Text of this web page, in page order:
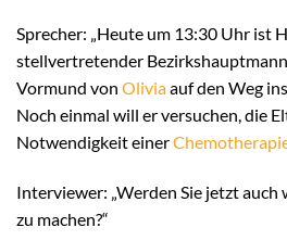
Sprecher: „Heute um 13:30 Uhr ist
stellvertretender
Vormund von Oliviaauf den Weg
Noch einmal will er versuchen, die
Notwendigkeit einer
Interviewer: „Werden Sie jetzt auch
zu machen?“